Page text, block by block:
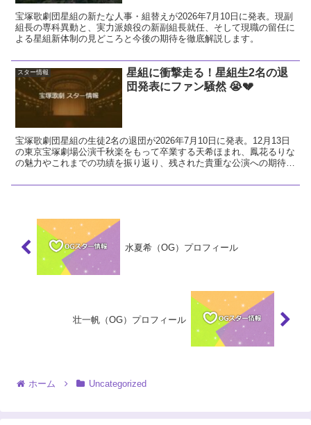
宝塚歌劇団星組の新たな人事・組替えが2026年7月10日に発表。現副
組長の専科異動と、実力派娘役の新副組長就任、そして現職の留任に
よる星組新体制の見どころと今後の期待を徹底解説します。
スター情報
星組に衝撃走る！星組生2名の退
団発表にファン騒然 😭💔
宝塚歌劇団星組の生徒2名の退団が2026年7月10日に発表。12月13日
の東京宝塚劇場公演千秋楽をもって卒業する天希ほまれ、鳳花るりな
の魅力やこれまでの功績を振り返り、残された貴重な公演への期待と
水夏希（OG）プロフィール
壮一帆（OG）プロフィール
ホーム Uncategorized